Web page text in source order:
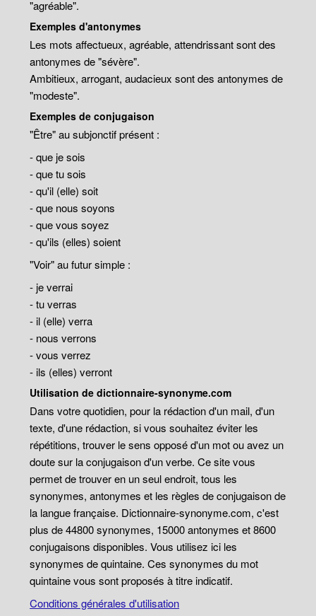
"agréable".
Exemples d'antonymes
Les mots affectueux, agréable, attendrissant sont des
antonymes de "sévère".
Ambitieux, arrogant, audacieux sont des antonymes de
"modeste".
Exemples de conjugaison
"Être" au subjonctif présent :
- que je sois
- que tu sois
- qu'il (elle) soit
- que nous soyons
- que vous soyez
- qu'ils (elles) soient
"Voir" au futur simple :
- je verrai
- tu verras
- il (elle) verra
- nous verrons
- vous verrez
- ils (elles) verront
Utilisation de dictionnaire-synonyme.com
Dans votre quotidien, pour la rédaction d'un mail, d'un
texte, d'une rédaction, si vous souhaitez éviter les
répétitions, trouver le sens opposé d'un mot ou avez un
doute sur la conjugaison d'un verbe. Ce site vous
permet de trouver en un seul endroit, tous les
synonymes, antonymes et les règles de conjugaison de
la langue française. Dictionnaire-synonyme.com, c'est
plus de 44800 synonymes, 15000 antonymes et 8600
conjugaisons disponibles. Vous utilisez ici les
synonymes de quintaine. Ces synonymes du mot
quintaine vous sont proposés à titre indicatif.
Conditions générales d'utilisation